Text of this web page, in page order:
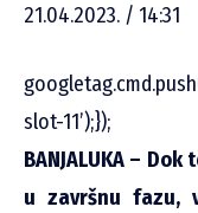
21.04.2023. / 14:31
slot-11’);});
BANJALUKA –
u završnu fazu,